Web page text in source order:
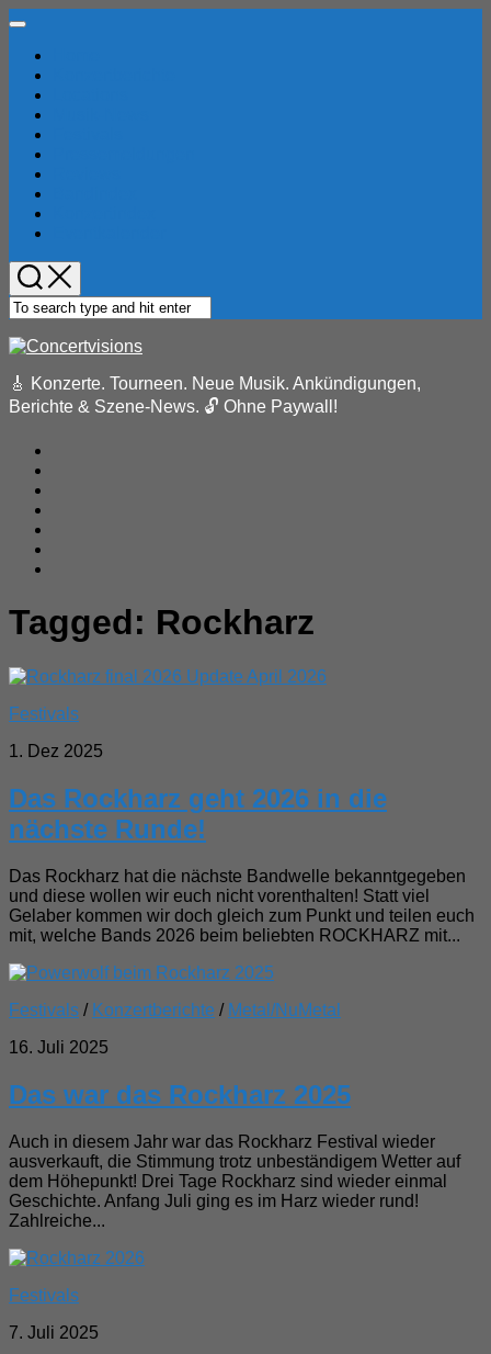
Skip
content
Expand
🎸 Konzerte. Tourneen. Neue Musik. Ankündigungen,
Berichte & Szene-News. 🔓 Ohne Paywall!
Tagged: Rockharz
Festivals
1. Dez 2025
Das Rockharz geht 2026 in die
nächste Runde!
Das Rockharz hat die nächste Bandwelle bekanntgegeben
und diese wollen wir euch nicht vorenthalten! Statt viel
Gelaber kommen wir doch gleich zum Punkt und teilen euch
mit, welche Bands 2026 beim beliebten ROCKHARZ mit...
Festivals / Konzertberichte / Metal/NuMetal
16. Juli 2025
Das war das Rockharz 2025
Auch in diesem Jahr war das Rockharz Festival wieder
ausverkauft, die Stimmung trotz unbeständigem Wetter auf
dem Höhepunkt! Drei Tage Rockharz sind wieder einmal
Geschichte. Anfang Juli ging es im Harz wieder rund!
Zahlreiche...
Festivals
7. Juli 2025